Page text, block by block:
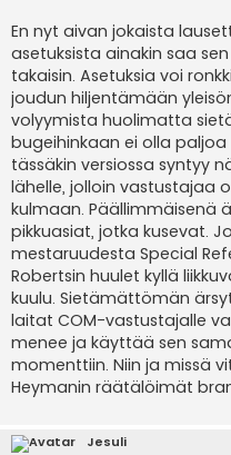
En nyt aivan jokaista
asetuksista ainakin saa
takaisin. Asetuksia voi
joudun hiljentämään
volyymista huolimatta
bugeihinkaan ei olla
tässäkin versiossa syntyy
lähelle, jolloin vastustajaa
kulmaan. Päällimmäisenä
pikkuasiat, jotka kusevat.
mestaruudesta Special
Robertsin huulet kyllä
kuulu. Sietämättömän
laitat COM-vastustajalle
menee ja käyttää sen
momenttiin. Niin ja missä
Heymanin räätälöimät
Jesuli